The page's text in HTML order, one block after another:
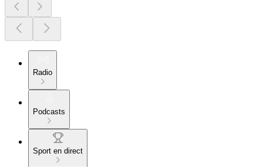
Radio
Podcasts
Sport en direct